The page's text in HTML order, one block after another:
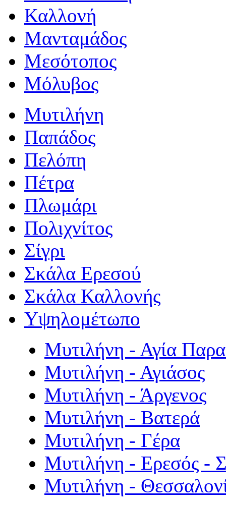
Καλλονή
Μανταμάδος
Μεσότοπος
Μόλυβος
Μυτιλήνη
Παπάδος
Πελόπη
Πέτρα
Πλωμάρι
Πολιχνίτος
Σίγρι
Σκάλα Ερεσού
Σκάλα Καλλονής
Υψηλομέτωπο
Μυτιλήνη - Αγία
Μυτιλήνη - Αγιάσος
Μυτιλήνη - Άργενος
Μυτιλήνη - Βατερά
Μυτιλήνη - Γέρα
Μυτιλήνη - Ερεσός -
Μυτιλήνη -